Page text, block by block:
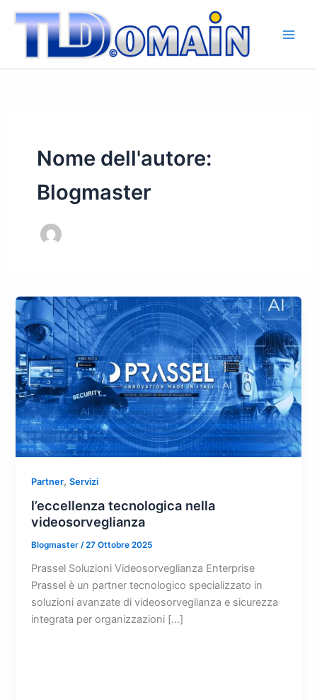
contenuto
Nome dell'autore:
Blogmaster
Partner,Servizi
l’eccellenza tecnologica nella
videosorveglianza
Blogmaster/27 Ottobre 2025
Prassel Soluzioni Videosorveglianza Enterprise
Prassel è un partner tecnologico specializzato in
soluzioni avanzate di videosorveglianza e sicurezza
integrata per organizzazioni […]